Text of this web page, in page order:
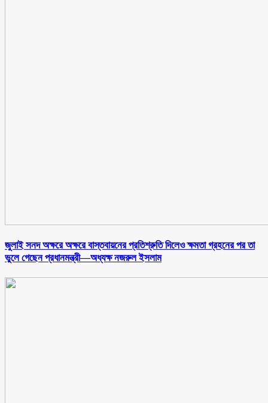
জুলাই সনদ অক্ষরে অক্ষরে বাস্তবায়নের প্রতিশ্রুতি দিলেও ক্ষমতা গ্রহনের পর তা
ভুলে গেছেন প্রধানমন্ত্রী—অধ্যক্ষ নজরুল ইসলাম